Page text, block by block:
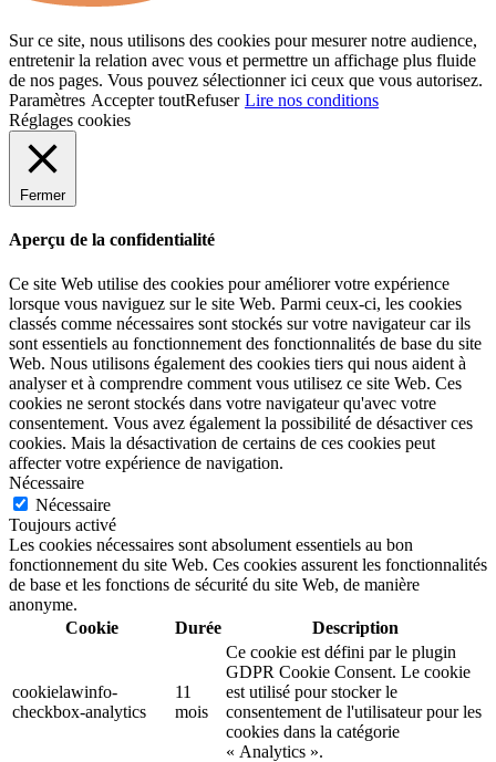
Sur ce site, nous utilisons des cookies pour mesurer notre audience,
entretenir la relation avec vous et permettre un affichage plus fluide
de nos pages. Vous pouvez sélectionner ici ceux que vous autorisez.
Paramètres Accepter toutRefuser Lire nos conditions
Réglages cookies
Fermer
Aperçu de la confidentialité
Ce site Web utilise des cookies pour améliorer votre expérience
lorsque vous naviguez sur le site Web. Parmi ceux-ci, les cookies
classés comme nécessaires sont stockés sur votre navigateur car ils
sont essentiels au fonctionnement des fonctionnalités de base du site
Web. Nous utilisons également des cookies tiers qui nous aident à
analyser et à comprendre comment vous utilisez ce site Web. Ces
cookies ne seront stockés dans votre navigateur qu'avec votre
consentement. Vous avez également la possibilité de désactiver ces
cookies. Mais la désactivation de certains de ces cookies peut
affecter votre expérience de navigation.
Nécessaire
Nécessaire
Toujours activé
Les cookies nécessaires sont absolument essentiels au bon
fonctionnement du site Web. Ces cookies assurent les fonctionnalités
de base et les fonctions de sécurité du site Web, de manière
anonyme.
Cookie
Durée Description
cookielawinfo-
checkbox-analytics
11
mois
Ce cookie est défini par le plugin
GDPR Cookie Consent. Le cookie
est utilisé pour stocker le
consentement de l'utilisateur pour les
cookies dans la catégorie
« Analytics ».